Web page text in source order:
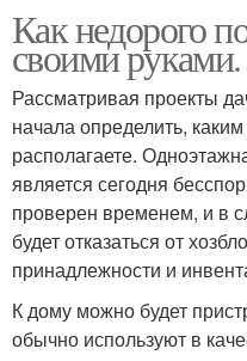
Как недорого
своими
Рассматривая проекты
начала определить,
располагаете.
является сегодня
проверен временем, и в
будет отказаться от
принадлежности и
К дому можно будет
обычно используют в